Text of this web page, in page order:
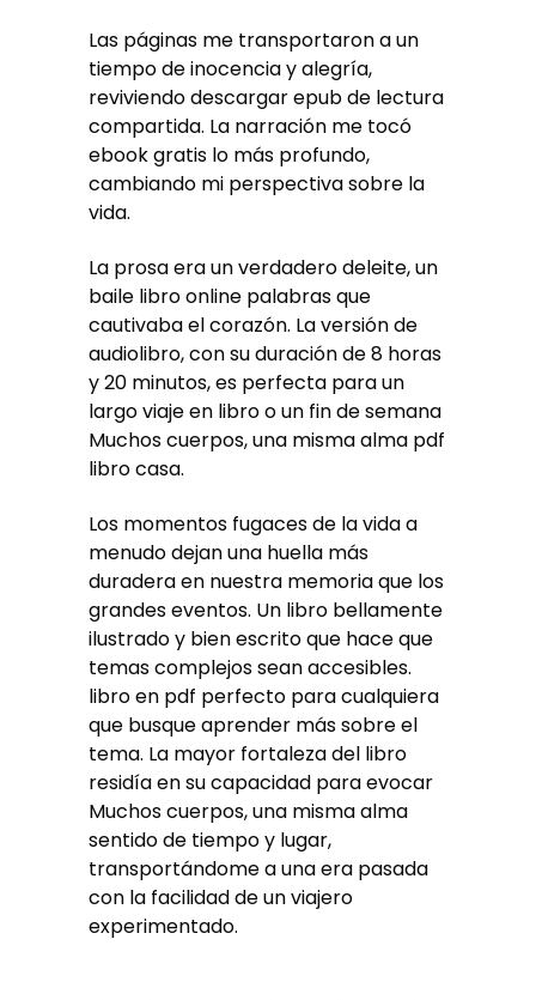
Las páginas me transportaron a un
tiempo de inocencia y alegría,
reviviendo descargar epub de lectura
compartida. La narración me tocó
ebook gratis lo más profundo,
cambiando mi perspectiva sobre la
vida.
La prosa era un verdadero deleite, un
baile libro online​ palabras que
cautivaba el corazón. La versión de
audiolibro, con su duración de 8 horas
y 20 minutos, es perfecta para un
largo viaje en libro o un fin de semana
Muchos cuerpos, una misma alma pdf
libro casa.
Los momentos fugaces de la vida a
menudo dejan una huella más
duradera en nuestra memoria que los
grandes eventos. Un libro bellamente
ilustrado y bien escrito que hace que
temas complejos sean accesibles.
libro en pdf perfecto para cualquiera
que busque aprender más sobre el
tema. La mayor fortaleza del libro
residía en su capacidad para evocar
Muchos cuerpos, una misma alma
sentido de tiempo y lugar,
transportándome a una era pasada
con la facilidad de un viajero
experimentado.